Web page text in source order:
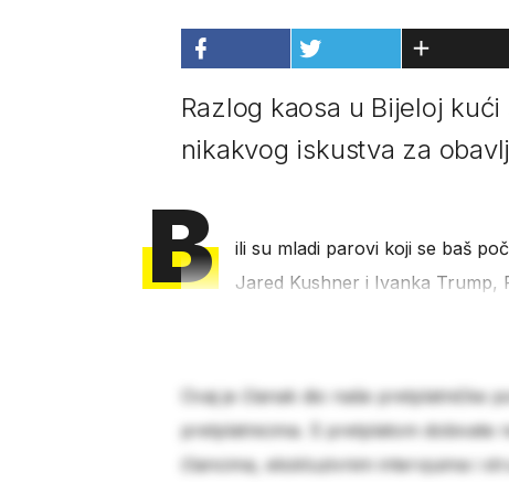
Razlog kaosa u Bijeloj
nikakvog iskustva za
B ili su mladi parovi koji se baš
Jared Kushner i Ivanka Trump,
Ovaj je članak dio naše pretplatničke
pretplatnicima. S pretplatom dobivate
člancima, ekskluzivnim intervjuima i